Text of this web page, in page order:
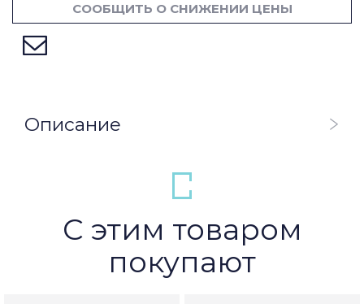
СООБЩИТЬ О СНИЖЕНИИ ЦЕНЫ
Описание
С этим товаром
покупают